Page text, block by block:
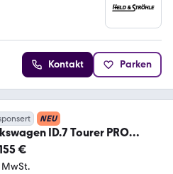
Kontakt Parken
NEU
ID.7 Tourer PRO
STYLE 286PS NP.75T
€
MwSt.